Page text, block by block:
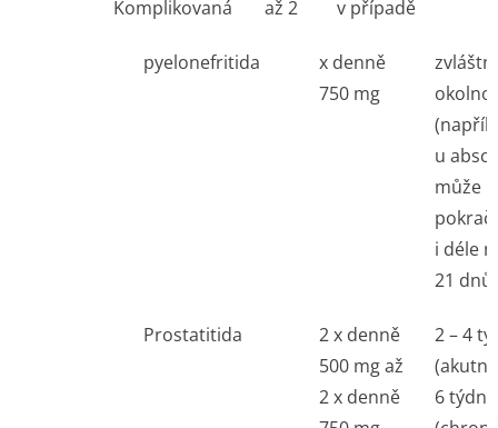
Komplikovaná
až 2
v případě
pyelonefritida
x denně
750 mg
u
může
i déle
21 dnů
Prostatitida
2 x denně
500 mg až
2 x denně
2 – 4
6 týdnů